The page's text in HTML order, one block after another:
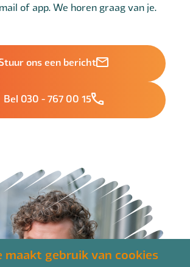
maakt gebruik van cookies
of app. We horen graag van je.
ons een bericht
Bel 030 - 767 00 15